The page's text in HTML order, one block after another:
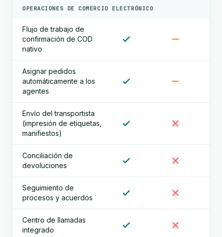
OPERACIONES DE COMERCIO ELECTRÓNICO
Flujo de trabajo de
confirmación de COD
nativo
Asignar pedidos
automáticamente a los
agentes
Envío del transportista
(impresión de etiquetas,
manifiestos)
Conciliación de
devoluciones
Seguimiento de
procesos y acuerdos
Centro de llamadas
integrado